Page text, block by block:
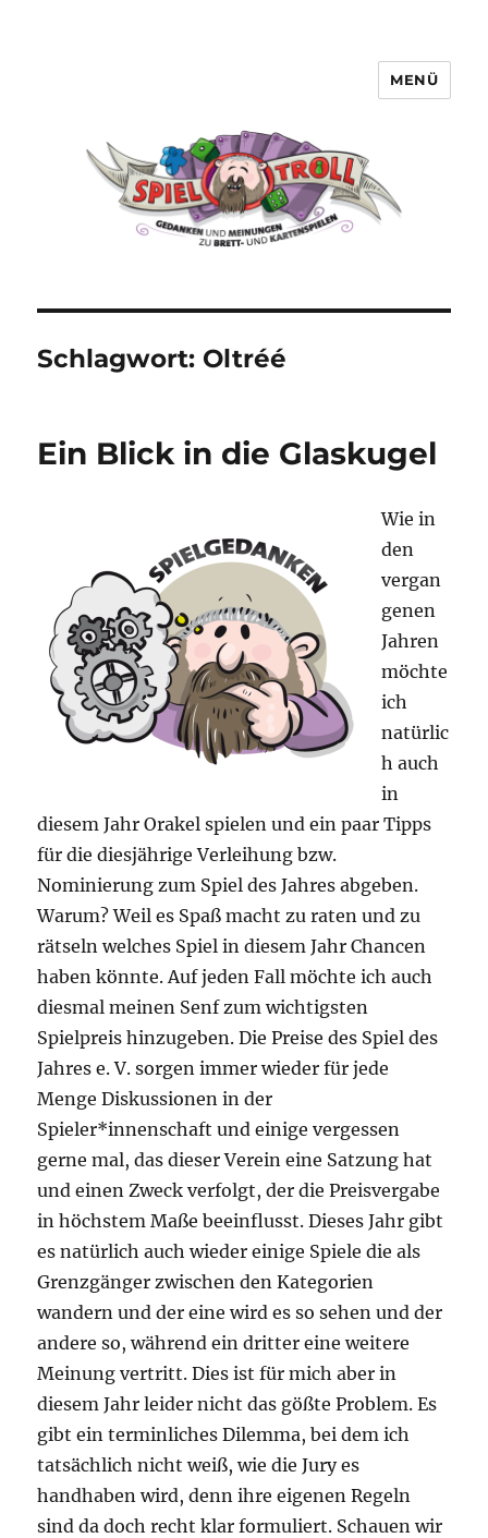
MENÜ
Schlagwort: Oltréé
Ein Blick in die Glaskugel
Wie in
den
vergan
genen
Jahren
möchte
ich
natürlic
h auch
in
diesem Jahr Orakel spielen und ein paar Tipps
für die diesjährige Verleihung bzw.
Nominierung zum Spiel des Jahres abgeben.
Warum? Weil es Spaß macht zu raten und zu
rätseln welches Spiel in diesem Jahr Chancen
haben könnte. Auf jeden Fall möchte ich auch
diesmal meinen Senf zum wichtigsten
Spielpreis hinzugeben. Die Preise des Spiel des
Jahres e. V. sorgen immer wieder für jede
Menge Diskussionen in der
Spieler*innenschaft und einige vergessen
gerne mal, das dieser Verein eine Satzung hat
und einen Zweck verfolgt, der die Preisvergabe
in höchstem Maße beeinflusst. Dieses Jahr gibt
es natürlich auch wieder einige Spiele die als
Grenzgänger zwischen den Kategorien
wandern und der eine wird es so sehen und der
andere so, während ein dritter eine weitere
Meinung vertritt. Dies ist für mich aber in
diesem Jahr leider nicht das gößte Problem. Es
gibt ein terminliches Dilemma, bei dem ich
tatsächlich nicht weiß, wie die Jury es
handhaben wird, denn ihre eigenen Regeln
sind da doch recht klar formuliert. Schauen wir